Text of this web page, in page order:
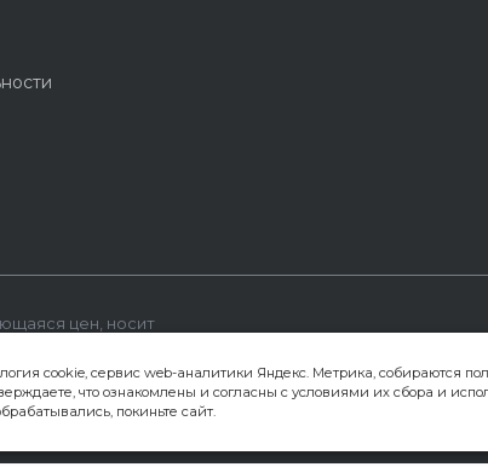
цен, носит
офертой,
на данном
время без
cookie, сервис web-аналитики Яндекс. Метрика, собираются
что ознакомлены и согласны с условиями их сбора и
покиньте сайт.